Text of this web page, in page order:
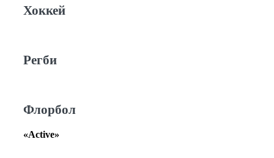
Хоккей
Регби
Флорбол
«Active»